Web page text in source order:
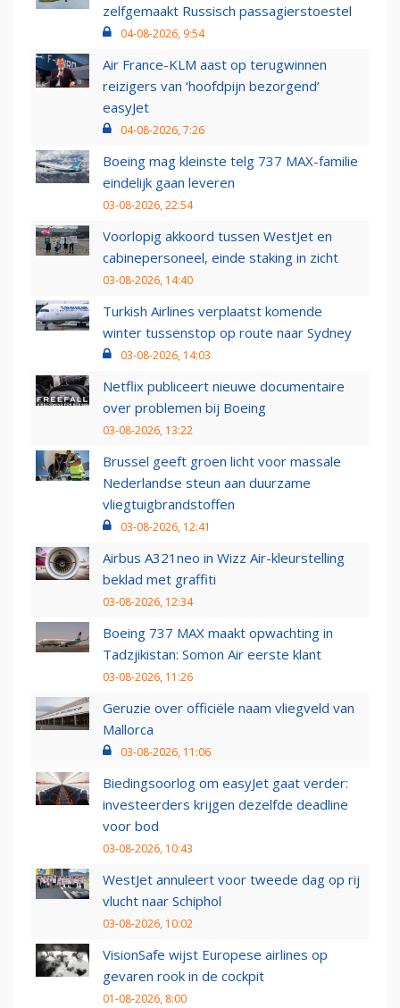
zelfgemaakt Russisch passagierstoestel
04-08-2026, 9:54
Air France-KLM aast op terugwinnen
reizigers van ‘hoofdpijn bezorgend’
easyJet
04-08-2026, 7:26
Boeing mag kleinste telg 737 MAX-familie
eindelijk gaan leveren
03-08-2026, 22:54
Voorlopig akkoord tussen WestJet en
cabinepersoneel, einde staking in zicht
03-08-2026, 14:40
Turkish Airlines verplaatst komende
winter tussenstop op route naar Sydney
03-08-2026, 14:03
Netflix publiceert nieuwe documentaire
over problemen bij Boeing
03-08-2026, 13:22
Brussel geeft groen licht voor massale
Nederlandse steun aan duurzame
vliegtuigbrandstoffen
03-08-2026, 12:41
Airbus A321neo in Wizz Air-kleurstelling
beklad met graffiti
03-08-2026, 12:34
Boeing 737 MAX maakt opwachting in
Tadzjikistan: Somon Air eerste klant
03-08-2026, 11:26
Geruzie over officiële naam vliegveld van
Mallorca
03-08-2026, 11:06
Biedingsoorlog om easyJet gaat verder:
investeerders krijgen dezelfde deadline
voor bod
03-08-2026, 10:43
WestJet annuleert voor tweede dag op rij
vlucht naar Schiphol
03-08-2026, 10:02
VisionSafe wijst Europese airlines op
gevaren rook in de cockpit
01-08-2026, 8:00